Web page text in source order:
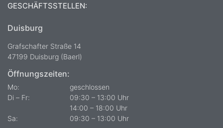
GESCHÄFTSSTELLEN:
Duisburg
Grafschafter Straße 14
47199 Duisburg (Baerl)
Öffnungszeiten:
Mo:
Di – Fr:
Sa:
geschlossen
09:30 – 13:00 Uhr
14:00 – 18:00 Uhr
09:30 – 13:00 Uhr